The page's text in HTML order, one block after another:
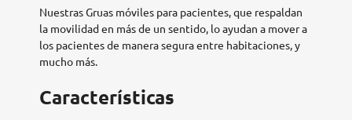
Nuestras Gruas móviles para pacientes, que respaldan
la movilidad en más de un sentido, lo ayudan a mover a
los pacientes de manera segura entre habitaciones, y
mucho más.
Características